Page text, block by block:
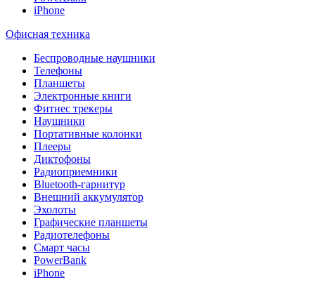
iPhone
Офисная техника
Беспроводные наушники
Телефоны
Планшеты
Электронные книги
Фитнес трекеры
Наушники
Портативные колонки
Плееры
Диктофоны
Радиоприемники
Bluetooth-гарнитур
Внешний аккумулятор
Эхолоты
Графические планшеты
Радиотелефоны
Смарт часы
PowerBank
iPhone